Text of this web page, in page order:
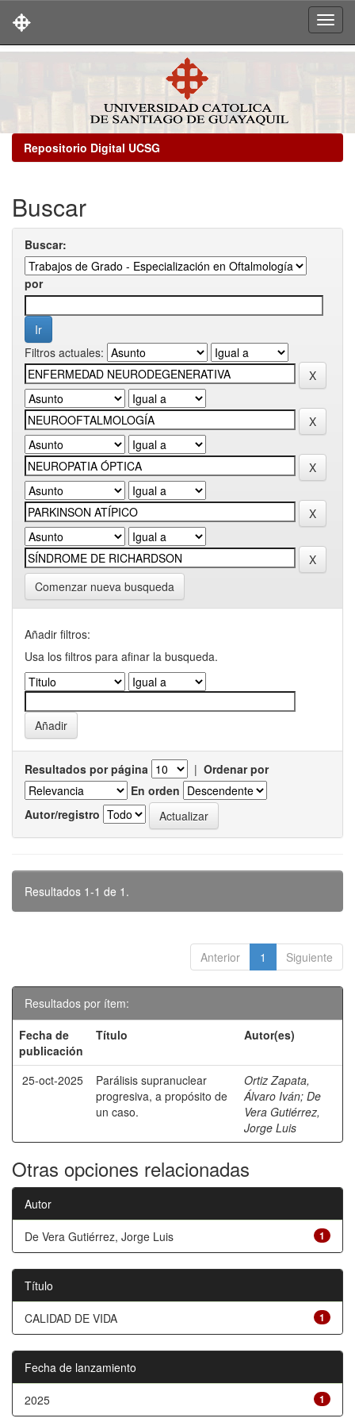
Repositorio Digital UCSG
Buscar
Buscar:
por
Filtros actuales:
Comenzar nueva busqueda
Añadir filtros:
Usa los filtros para afinar la busqueda.
Resultados por página | Ordenar por
En orden
Autor/registro
Resultados 1-1 de 1.
Anterior 1 Siguiente
Resultados por ítem:
Fecha de
publicación
Título Autor(es)
25-oct-2025
Parálisis supranuclear
progresiva, a propósito de
un caso.
Ortiz Zapata,
Álvaro Iván; De
Vera Gutiérrez,
Jorge Luis
Otras opciones relacionadas
Autor
1
De Vera Gutiérrez, Jorge Luis
Título
1
CALIDAD DE VIDA
Fecha de lanzamiento
1
2025